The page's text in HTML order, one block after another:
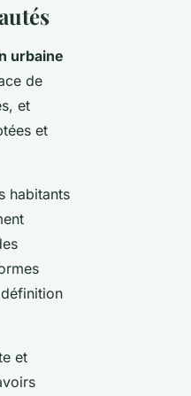
urbaine
de
et
et
habitants
et